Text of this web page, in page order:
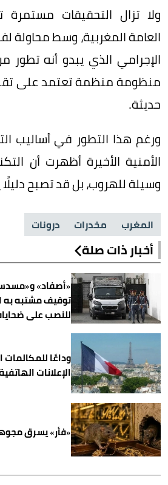
ولا تزال التحقيقات مستمرة
العامة المغربية، وسط محاولة
الإجرامي الذي يبدو أنه
منظومة منظمة تعتمد على
حديثة.
ورغم هذا التطور في أساليب
الأمنية الأخيرة أظهرت أن
وسيلة للهروب، بل قد تصبح
المغرب مخدرات درونات
أخبار ذات صلة
«أصفاد»
توقيف مشتبه به
للنصب على
وداعًا
الإعلانات
«فأر» يسرق مجوهرات بـ 12